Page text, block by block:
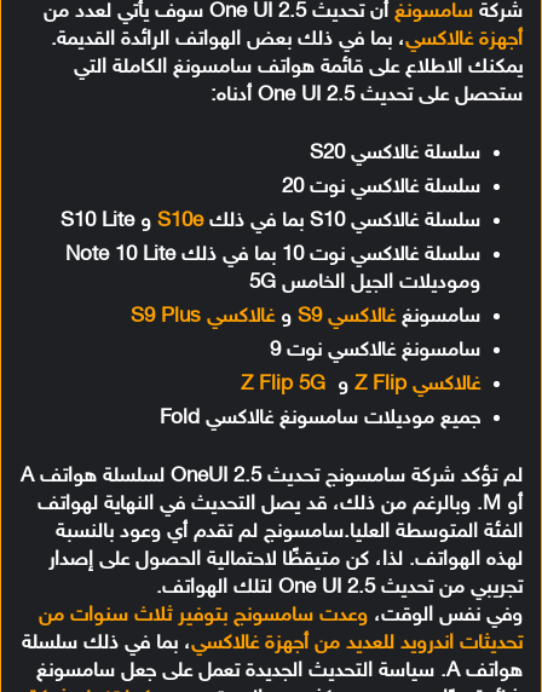
شركة سامسونغ أن تحديث One UI 2.5 سوف يأتي لعدد من
أجهزة غالاكسي، بما في ذلك بعض الهواتف الرائدة القديمة.
يمكنك الاطلاع على قائمة هواتف سامسونغ الكاملة التي
ستحصل على تحديث One UI 2.5 أدناه:
سلسلة غالاكسي S20
سلسلة غالاكسي نوت 20
سلسلة غالاكسي S10 بما في ذلك
S10e و S10 Lite
سلسلة غالاكسي نوت 10 بما في ذلك Note 10 Lite
وموديلات الجيل الخامس 5G
سامسونغغالاكسي S9 وغالاكسي S9 Plus
سامسونغ غالاكسي نوت 9
غالاكسي Z Flip
و Z Flip 5G
جميع موديلات سامسونغ غالاكسي Fold
لم تؤكد شركة سامسونج تحديث OneUI 2.5 لسلسلة هواتف A
أو M. وبالرغم من ذلك، قد يصل التحديث في النهاية لهواتف
الفئة المتوسطة العليا.سامسونج لم تقدم أي وعود بالنسبة
لهذه الهواتف. لذا، كن متيقظًا لاحتمالية الحصول على إصدار
تجريبي من تحديث One UI 2.5 لتلك الهواتف.
وفي نفس الوقت، وعدت سامسونج بتوفير ثلاث سنوات من
تحديثات اندرويد للعديد من أجهزة غالاكسي، بما في ذلك سلسلة
هواتف A. سياسة التحديث الجديدة تعمل على جعل سامسونغ